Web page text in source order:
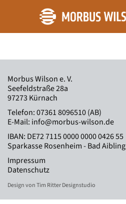
Morbus Wilson e. V.
Seefeldstraße 28a
97273 Kürnach
Telefon:07361 8096510 (AB)
E-Mail: info@morbus-wilson.de
IBAN: DE72 7115 0000 0000 0426 55
Sparkasse Rosenheim - Bad Aibling
Impressum
Datenschutz
Design von Tim Ritter Designstudio